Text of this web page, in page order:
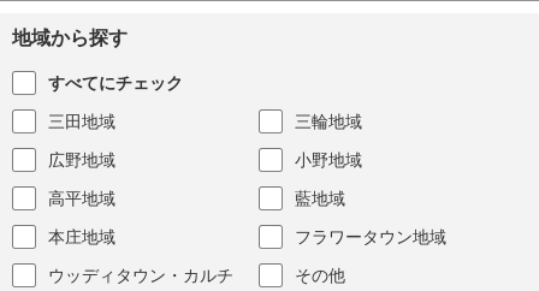
地域から探す
すべてにチェック
三田地域
三輪地域
広野地域
小野地域
高平地域
藍地域
本庄地域
フラワータウン地域
ウッディタウン・カルチ
その他